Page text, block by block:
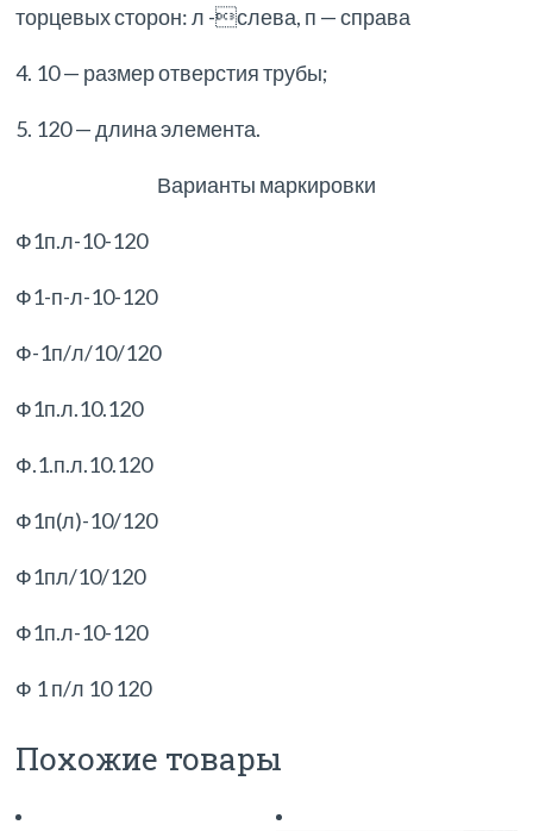
торцевых сторон: л -слева, п — справа
4. 10 — размер отверстия трубы;
5. 120 — длина элемента.
Варианты маркировки
Ф1п.л-10-120
Ф1-п-л-10-120
Ф-1п/л/10/120
Ф1п.л.10.120
Ф.1.п.л.10.120
Ф1п(л)-10/120
Ф1пл/10/120
Ф1п.л-10-120
Ф 1 п/л 10 120
Похожие товары